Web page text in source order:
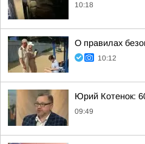
10:18
О правилах
10:12
Юрий Котенок:
09:49